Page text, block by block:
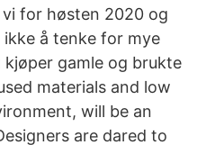
vi for høsten 2020 og
ikke å tenke for mye
gamle og brukte
materials and low
will be an
are dared to